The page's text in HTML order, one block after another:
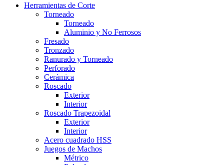
Herramientas de Corte
Torneado
Torneado
Aluminio y No Ferrosos
Fresado
Tronzado
Ranurado y Torneado
Perforado
Cerámica
Roscado
Exterior
Interior
Roscado Trapezoidal
Exterior
Interior
Acero cuadrado HSS
Juegos de Machos
Métrico